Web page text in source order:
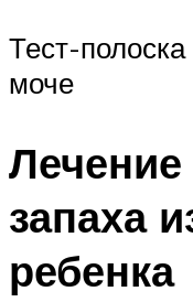
Тест-
моче
Лечение
запаха
ребенка